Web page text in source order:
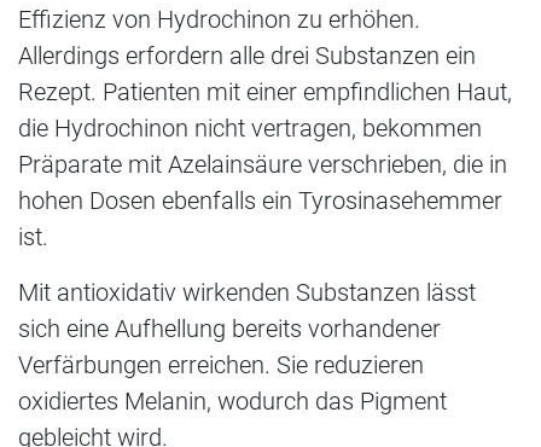
Effizienz von Hydrochinon zu erhöhen.
Allerdings erfordern alle drei Substanzen ein
Rezept. Patienten mit einer empfindlichen Haut,
die Hydrochinon nicht vertragen, bekommen
Präparate mit Azelainsäure verschrieben, die in
hohen Dosen ebenfalls ein Tyrosinasehemmer
ist.
Mit antioxidativ wirkenden Substanzen lässt
sich eine Aufhellung bereits vorhandener
Verfärbungen erreichen. Sie reduzieren
oxidiertes Melanin, wodurch das Pigment
gebleicht wird.